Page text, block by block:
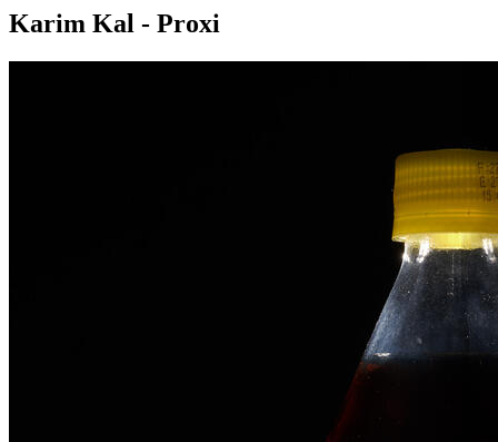
Karim Kal - Proxi